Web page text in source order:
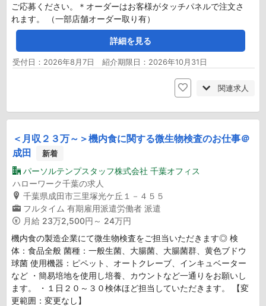
ご応募ください。＊オーダーはお客様がタッチパネルで注文さ
れます。 （一部店舗オーダー取り有）
詳細を見る
受付日：2026年8月7日 紹介期限日：2026年10月31日
関連求人
＜月収２３万～＞機内食に関する微生物検査のお仕事＠
成田
新着
パーソルテンプスタッフ株式会社 千葉オフィス
ハローワーク千葉の求人
千葉県成田市三里塚光ケ丘１－４５５
フルタイム 有期雇用派遣労働者 派遣
月給 23万2,500円～ 24万円
機内食の製造企業にて微生物検査をご担当いただきます◎ 検
体：食品全般 菌種：一般生菌、大腸菌、大腸菌群、黄色ブドウ
球菌 使用機器：ピペット、オートクレーブ、インキュベーター
など ・簡易培地を使用し培養、カウントなど一通りをお願いし
ます。 ・１日２０～３０検体ほど担当していただきます。 【変
更範囲：変更なし】